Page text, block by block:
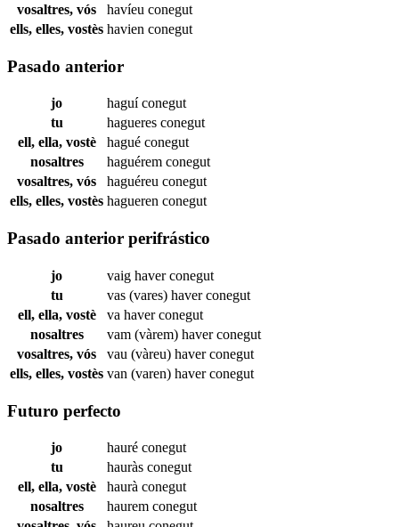
vosaltres, vós
havíeu conegut
ells, elles, vostès havien conegut
Pasado anterior
jo haguíconegut
tu
hagueres conegut
ell, ella, vostè
hagué conegut
nosaltres
haguérem conegut
vosaltres, vós
haguéreu conegut
ells, elles, vostès hagueren conegut
Pasado anterior perifrástico
jo vaig haverconegut
tu
vas (vares) haverconegut
ell, ella, vostè
va haverconegut
nosaltres
vam (vàrem) haverconegut
vosaltres, vós
vau (vàreu) haverconegut
ells, elles, vostès van (varen) haverconegut
Futuro perfecto
jo hauré conegut
tu
hauràs conegut
ell, ella, vostè
haurà conegut
nosaltres
haurem conegut